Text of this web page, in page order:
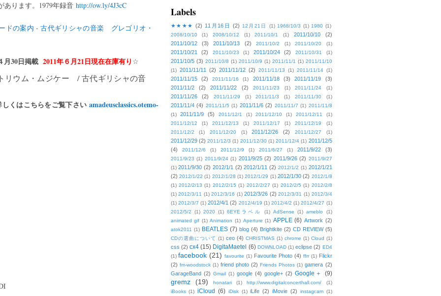
あります。1979年録音 http://ow.ly/4J3cC
月30日掲載 2011年６月21日現在在庫有り ☆
リウム・ムジケー / 古代ギリシャの音
くはこちらをご覧下さい amadeusclassics.otemo-
Labels
★★★★ (2) 11月16日 (2) 12月21日 (1) 1968/10/3 (1) 1980 (1)
2008/10/10
(1) 2008/10/12 (1) 2011/10/1 (1) 2011/10/10
(2)
2011/10/12
(3) 2011/10/13 (2) 2011/10/2 (1) 2011/10/20 (1)
2011/10/21 (2) 2011/10/23 (1) 2011/10/24 (2) 2011/10/31 (1)
2011/10/5 (3) 2011/10/8 (1) 2011/10/9 (1) 2011/11/1 (1) 2011/11/10
(1) 2011/11/11 (2) 2011/11/12 (2) 2011/11/13 (1) 2011/11/14 (1)
2011/11/15 (2) 2011/11/16 (1) 2011/11/18 (3) 2011/11/19
(3)
2011/11/2
(2) 2011/11/22 (2) 2011/11/23 (1) 2011/11/24 (1)
2011/11/26 (2) 2011/11/29 (1) 2011/11/3 (1) 2011/11/30 (1)
2011/11/4 (4) 2011/11/5 (1) 2011/11/6 (2) 2011/11/7 (1) 2011/11/8
(1)
2011/11/9 (5) 2011/12/1 (1) 2011/12/10 (1) 2011/12/11
(1)
2011/12/12
(1) 2011/12/13 (1) 2011/12/17 (1) 2011/12/19
(1)
2011/12/2
(1) 2011/12/20 (1) 2011/12/26 (2) 2011/12/27 (1)
2011/12/29 (2) 2011/12/3 (1) 2011/12/30 (1) 2011/12/4 (1) 2011/12/5
(4)
2011/12/6 (1) 2011/12/9 (1) 2011/6/27 (1) 2011/9/22 (3)
2011/9/23 (1) 2011/9/24 (1) 2011/9/25 (2) 2011/9/26 (2) 2011/9/27
(1) 2011/9/30 (2) 2012/1/1 (2) 2012/1/11 (2) 2012/1/2 (1) 2012/1/21
(2) 2012/1/22 (1) 2012/1/28 (1) 2012/1/29 (1) 2012/1/30 (2) 2012/1/8
(1) 2012/2/13 (1) 2012/2/15 (1) 2012/2/27 (1) 2012/2/5 (1) 2012/2/8
(1) 2012/3/11 (1) 2012/3/16 (1) 2012/3/26 (2) 2012/3/31 (1) 2012/3/4
(1) 2012/3/7 (1) 2012/4/1 (2) 2012/4/19 (1) 2012/4/2 (1) 2012/4/27 (1)
2012/5/2
(1) 2020 (1) 6EYEラベル (1) AdSense (1) ameblo
(1)
animated gif (1) Animation (1) Aperture (1) APPLE (6) Artwork (2)
atok2011 (1) BEATLES (7) blog (4) Brightkite (2) CD REVIEW (5)
CDの選曲について (1) ceo (4) CHRISTMAS (1) chrome (1) Cloud (1)
css (2) cx4 (15) DigitaMaetel (6) DOWNLOAD (1) eclipse (2) ED4
(1) facebook (21) favourite (1) Favourite Photo (4) ffrr (1) Flickr
(2) fm-woodstock (1) friend photo (2) Friends Photos (1) gamera (2)
GarageBand (2) Gmail (1) google (4) google+ (2) Google＋ (9)
gremz (19) honatari (1) http://www.digitalconcerthall.com/
(1)
iBooks (1) iCloud (6) iDisk (1) iLife (2) iMovie (2) instagr.am (1)